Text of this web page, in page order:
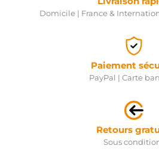
Domicile | France &
Paiement
PayPal | Carte
Retours
Sous